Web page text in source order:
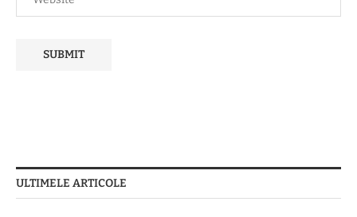
ULTIMELE ARTICOLE